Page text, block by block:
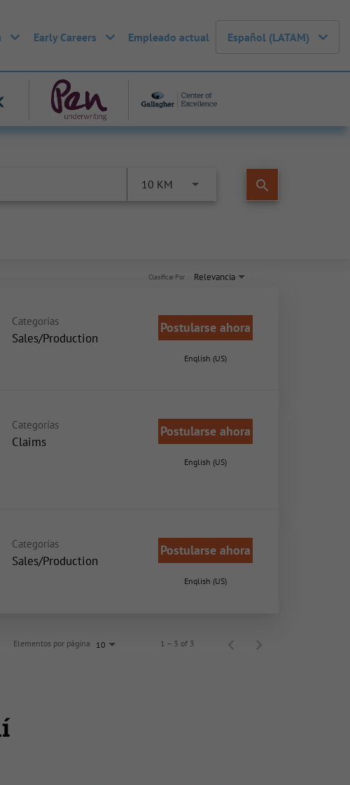
Early Careers Empleado actual Español (LATAM)
10 KM search
Relevancia
Clasificar Por
Categorías
Sales/Production
Postularse ahora
English (US)
Categorías
Claims
Postularse ahora
English (US)
Categorías
Sales/Production
Postularse ahora
English (US)
Elementos por página 10 1 – 3 of 3